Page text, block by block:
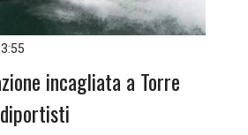
incagliata a Torre